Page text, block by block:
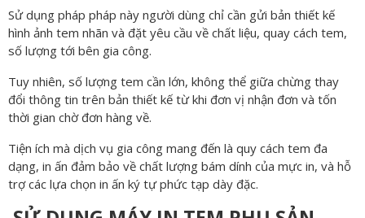
Sử dụng pháp pháp này người dùng chỉ cần gửi bản thiết kế
hình ảnh tem nhãn và đặt yêu cầu về chất liệu, quay cách tem,
số lượng tới bên gia công.
Tuy nhiên, số lượng tem cần lớn, không thể giữa chừng thay
đổi thông tin trên bản thiết kế từ khi đơn vị nhận đơn và tốn
thời gian chờ đơn hàng về.
Tiện ích mà dịch vụ gia công mang đến là quy cách tem đa
dạng, in ấn đảm bảo về chất lượng bám dính của mực in, và hỗ
trợ các lựa chọn in ấn ký tự phức tạp dày đặc.